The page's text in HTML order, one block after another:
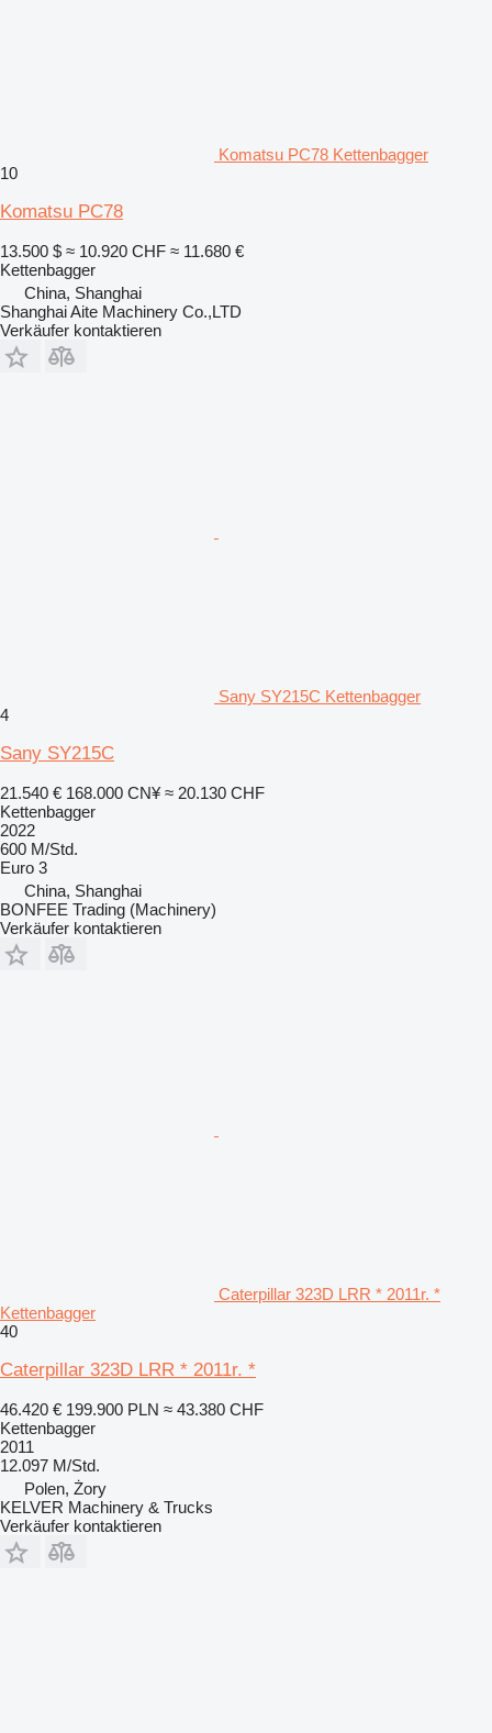
Komatsu PC78 Kettenbagger
10
Komatsu PC78
13.500 $ ≈ 10.920 CHF ≈ 11.680 €
Kettenbagger
China, Shanghai
Shanghai Aite Machinery Co.,LTD
Verkäufer kontaktieren
Sany SY215C Kettenbagger
4
Sany SY215C
21.540 € 168.000 CN¥ ≈ 20.130 CHF
Kettenbagger
2022
600 M/Std.
Euro 3
China, Shanghai
BONFEE Trading (Machinery)
Verkäufer kontaktieren
Caterpillar 323D LRR * 2011r. *
Kettenbagger
40
Caterpillar 323D LRR * 2011r. *
46.420 € 199.900 PLN ≈ 43.380 CHF
Kettenbagger
2011
12.097 M/Std.
Polen, Żory
KELVER Machinery & Trucks
Verkäufer kontaktieren